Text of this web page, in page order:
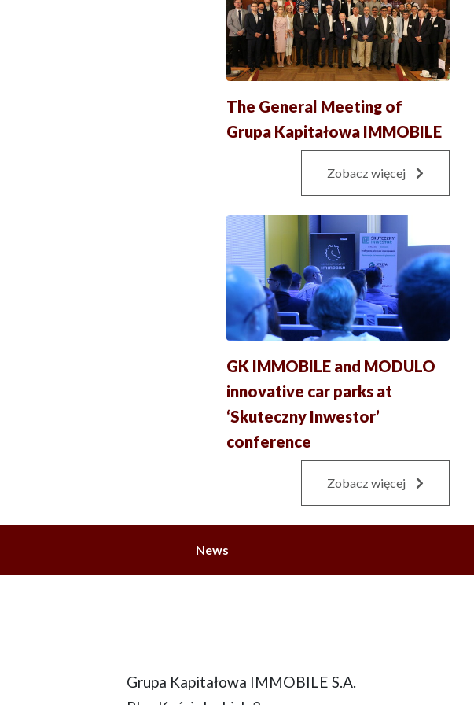
The General Meeting of
Grupa Kapitałowa IMMOBILE
Zobacz więcej
GK IMMOBILE and MODULO
innovative car parks at
‘Skuteczny Inwestor’
conference
Zobacz więcej
News
Grupa Kapitałowa IMMOBILE S.A.